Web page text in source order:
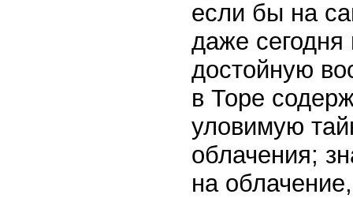
если бы на
даже сегодня
достойную
в Торе
уловимую
облачения;
на